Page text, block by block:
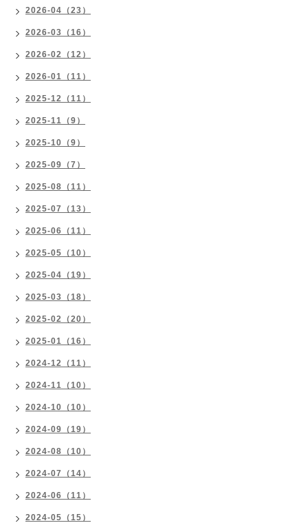
2026-04（23）
2026-03（16）
2026-02（12）
2026-01（11）
2025-12（11）
2025-11（9）
2025-10（9）
2025-09（7）
2025-08（11）
2025-07（13）
2025-06（11）
2025-05（10）
2025-04（19）
2025-03（18）
2025-02（20）
2025-01（16）
2024-12（11）
2024-11（10）
2024-10（10）
2024-09（19）
2024-08（10）
2024-07（14）
2024-06（11）
2024-05（15）